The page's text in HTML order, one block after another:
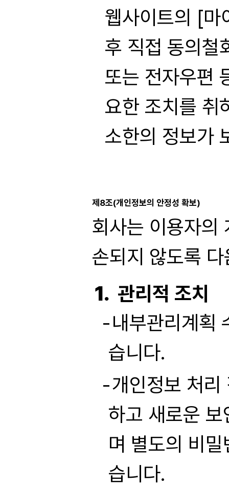
웹사이트의 [
후 직접 동의철
또는 전자우편
요한 조치를 취
소한의 정보가
제8조(개인정보의 안정성 확보)
회사는 이용자의
손되지 않도록
관리적 조치
내부관리계획
습니다.
개인정보 처리
하고 새로운
며 별도의 비
습니다.